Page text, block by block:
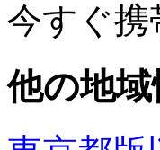
今すぐ携
他の地